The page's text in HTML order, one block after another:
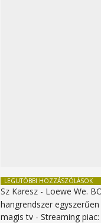
LEGUTÓBBI HOZZÁSZÓLÁSOK
Sz Karesz - Loewe We.
hangrendszer egyszerűen
magis tv -Streaming